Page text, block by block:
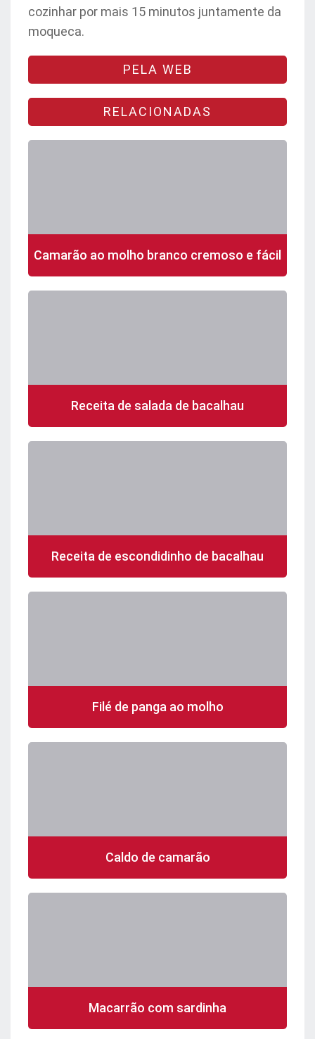
cozinhar por mais 15 minutos juntamente da
moqueca.
PELA WEB
RELACIONADAS
Camarão ao molho branco cremoso e fácil
Receita de salada de bacalhau
Receita de escondidinho de bacalhau
Filé de panga ao molho
Caldo de camarão
Macarrão com sardinha